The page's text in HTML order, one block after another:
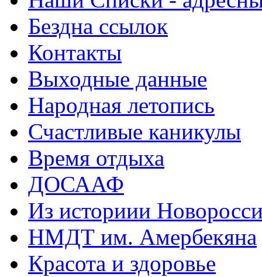
Бездна ссылок
Контакты
Выходные данные
Народная летопись
Счастливые каникулы
Время отдыха
ДОСААФ
Из историии
НМДТ им. Амербекяна
Красота и здоровье